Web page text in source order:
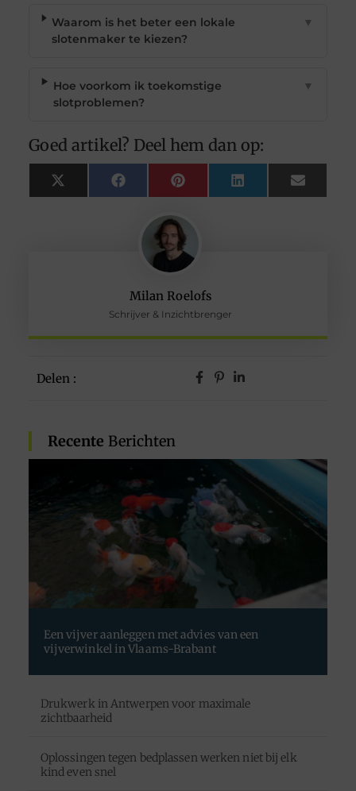
Milan Roelofs
Schrijver & Inzichtbrenger
Delen :
Recente Berichten
Een vijver aanleggen met advies van een
vijverwinkel in Vlaams-Brabant
Drukwerk in Antwerpen voor maximale
zichtbaarheid
Oplossingen tegen bedplassen werken niet bij elk
kind even snel
Waarom is het beter een lokale
slotenmaker te kiezen?
▼
Hoe voorkom ik toekomstige
slotproblemen?
▼
Goed artikel? Deel hem dan op:
X
(Twitter)
FacebookPinterest LinkedIn Email